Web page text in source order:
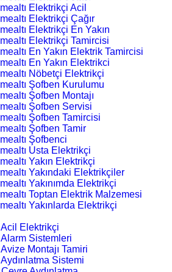
Elektrikçi Acil
Elektrikçi Çağır
Elektrikçi En Yakın
Elektrikçi Tamircisi
En Yakın Elektrik Tamircisi
En Yakın Elektrikci
Nöbetçi Elektrikçi
Şofben Kurulumu
Şofben Montajı
Şofben Servisi
Şofben Tamircisi
Şofben Tamir
Şofbenci
Usta Elektrikçi
Yakın Elektrikçi
Yakındaki Elektrikçiler
Yakınımda Elektrikçi
Toptan Elektrik Malzemesi
Yakınlarda Elektrikçi
Elektrikçi
Sistemleri
Montajı Tamiri
Sistemi